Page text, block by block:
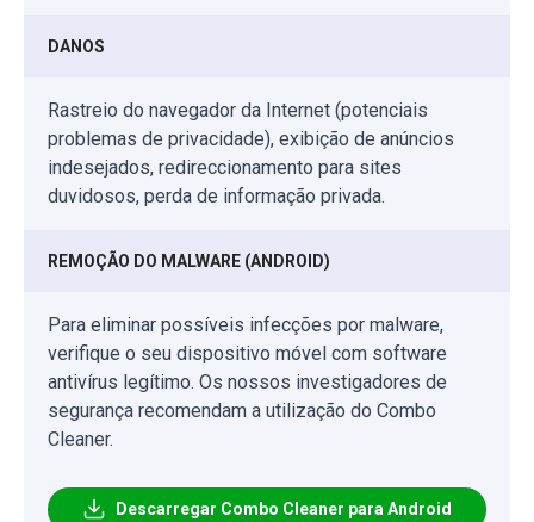
DANOS
Rastreio do navegador da Internet (potenciais
problemas de privacidade), exibição de anúncios
indesejados, redireccionamento para sites
duvidosos, perda de informação privada.
REMOÇÃO DO MALWARE (ANDROID)
Para eliminar possíveis infecções por malware,
verifique o seu dispositivo móvel com software
antivírus legítimo. Os nossos investigadores de
segurança recomendam a utilização do Combo
Cleaner.
Descarregar Combo Cleaner para Android